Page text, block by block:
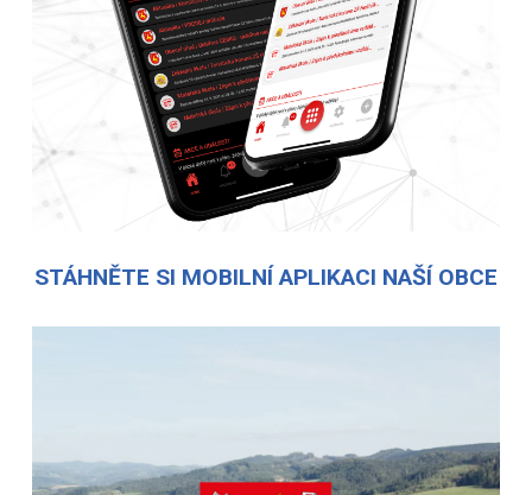
STÁHNĚTE SI MOBILNÍ APLIKACI NAŠÍ OBCE